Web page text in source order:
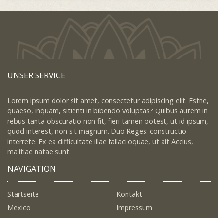
UNSER SERVICE
Lorem ipsum dolor sit amet, consectetur adipiscing elit. Estne,
quaeso, inquam, sitienti in bibendo voluptas? Quibus autem in
rebus tanta obscuratio non fit, fieri tamen potest, ut id ipsum,
quod interest, non sit magnum. Duo Reges: constructio
interrete. Ex ea difficultate illae fallaciloquae, ut ait Accius,
malitiae natae sunt.
NAVIGATION
Startseite
Mexico
Kontakt
Impressum